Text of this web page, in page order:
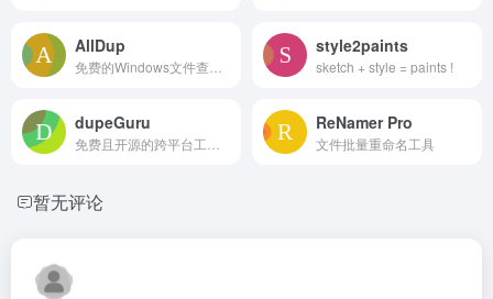
AllDup style2paints
sketch + style = paints !
dupeGuru ReNamer Pro
文件批量重命名工具
暂无评论